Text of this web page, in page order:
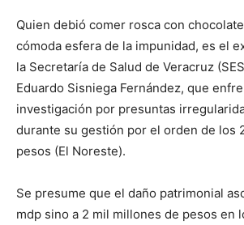
Quien debió comer rosca con
cómoda esfera de la impunidad, es el
la Secretaría de Salud de Veracruz
Eduardo Sisniega Fernández, que
investigación por presuntas
durante su gestión por el orden de los
pesos (El Noreste).
Se presume que el daño patrimonial
mdp sino a 2 mil millones de pesos en